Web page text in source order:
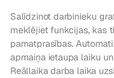
Salīdzinot darbinieku
meklējiet funkcijas, kas
pamatprasības.
apmaiņa ietaupa laiku
Reāllaika darba laika